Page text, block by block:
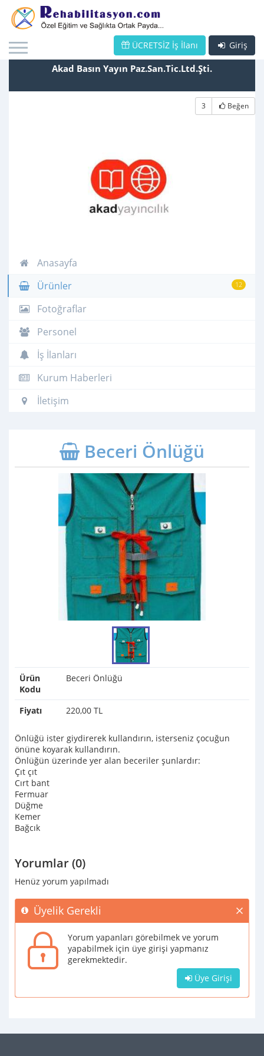
Giriş
ÜCRETSİZ İş İlanı
Akad Basın Yayın Paz.San.Tic.Ltd.Şti.
3 Beğen
Anasayfa
12
Ürünler
Fotoğraflar
Personel
İş İlanları
Kurum Haberleri
İletişim
Beceri Önlüğü
Ürün
Kodu
Beceri Önlüğü
Fiyatı 220,00 TL
Önlüğü ister giydirerek kullandırın, isterseniz çocuğun
önüne koyarak kullandırın.
Önlüğün üzerinde yer alan beceriler şunlardır:
Çıt çıt
Cırt bant
Fermuar
Düğme
Kemer
Bağcık
Yorumlar (0)
Henüz yorum yapılmadı
Üyelik Gerekli
Yorum yapanları görebilmek ve yorum
yapabilmek için üye girişi yapmanız
gerekmektedir.
Üye Girişi